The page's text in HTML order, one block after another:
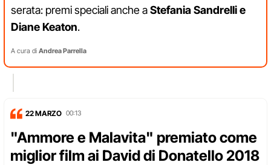
serata: premi speciali anche aStefania Sandrelli e
Diane Keaton.
A cura di Andrea Parrella
22 MARZO 00:13
"Ammore e Malavita" premiato come
miglior film ai David di Donatello 2018